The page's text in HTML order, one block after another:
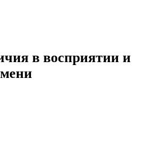
в восприятии и